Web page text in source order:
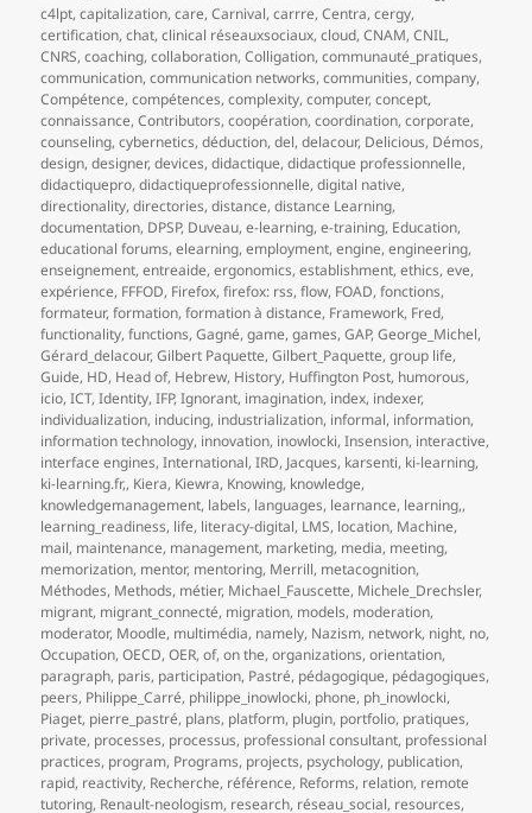
c4lpt,capitalization,care,Carnival,carrre,Centra,cergy,
certification,chat,clinical réseauxsociaux,cloud,CNAM,CNIL,
CNRS,coaching,collaboration,Colligation,communauté_pratiques,
communication,communication networks,communities,company,
Compétence,compétences,complexity,computer,concept,
connaissance,Contributors,coopération,coordination,corporate,
counseling,cybernetics,déduction,del,delacour, Delicious, Démos,
design,designer,devices,didactique,didactique professionnelle,
didactiquepro,didactiqueprofessionnelle,digital native,
directionality,directories,distance,distance Learning,
documentation, DPSP, Duveau,e-learning,e-training, Education,
educational forums,elearning,employment,engine,engineering,
enseignement,entreaide,ergonomics,establishment,ethics,eve,
expérience, FFFOD, Firefox,firefox: rss,flow, FOAD,fonctions,
formateur,formation,formation à distance, Framework, Fred,
functionality,functions,Gagné,game,games,GAP,George_Michel,
Gérard_delacour,Gilbert Paquette,Gilbert_Paquette,group life,
Guide, HD, Head of, Hebrew, History, Huffington Post, humorous,
icio,ICT,Identity,IFP,Ignorant, imagination, index, indexer,
individualization, inducing, industrialization, informal, information,
information technology, innovation, inowlocki,Insension, interactive,
interface engines,International,IRD, Jacques, karsenti, ki-learning,
ki-learning.fr,, Kiera, Kiewra, Knowing, knowledge,
knowledgemanagement, labels, languages, learnance, learning,,
learning_readiness, life, literacy-digital, LMS, location, Machine,
mail, maintenance, management, marketing, media, meeting,
memorization, mentor, mentoring, Merrill, metacognition,
Méthodes, Methods, métier, Michael_Fauscette, Michele_Drechsler,
migrant, migrant_connecté, migration, models, moderation,
moderator, Moodle, multimédia, namely, Nazism, network, night, no,
Occupation,OECD,OER,of,on the,organizations,orientation,
paragraph, paris, participation, Pastré, pédagogique, pédagogiques,
peers, Philippe_Carré, philippe_inowlocki, phone, ph_inowlocki,
Piaget, pierre_pastré, plans, platform, plugin, portfolio, pratiques,
private, processes, processus, professional consultant, professional
practices, program, Programs, projects, psychology, publication,
rapid, reactivity, Recherche, référence, Reforms, relation, remote
tutoring, Renault-neologism, research, réseau_social, resources,